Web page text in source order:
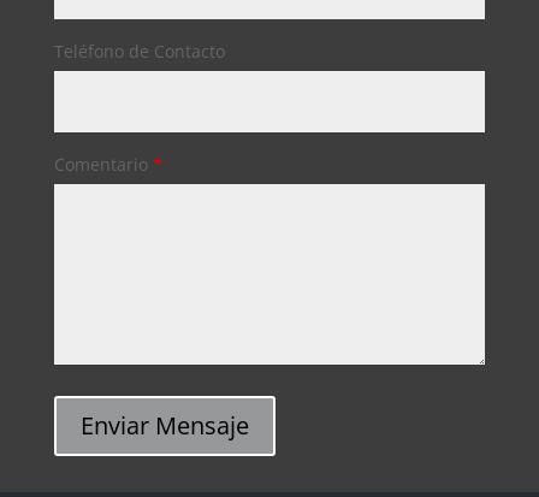
Teléfono de Contacto
Comentario *
Enviar Mensaje